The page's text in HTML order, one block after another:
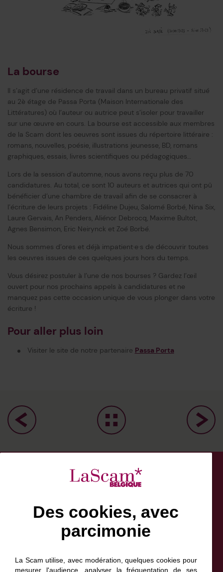
La bourse
Il s’agit d’une résidence de travail dans un bureau privatif situé
au 2è étage de Passa Porta (Maison Internationale des
Littératures) où l’auteur ou autrice peut s’isoler pour travailler
sur une œuvre en cours. La bourse est accessible aux membres
de la Scam dont les oeuvres sont issues du répertoire littéraire :
romans, nouvelles, poésie, illustrations jeunesse, BD, romans
graphiques, essais, livres scientifiques ou pédagogiques…
Lors de la session d’automne, nous avons reçu plus de 70
candidatures. Au total, ce sont 10 auteurs et autrices qui ont pû
bénéficier d’une chambre de travail afin de se consacrer à
l’écriture de leurs projets : Fidéline Dujeu, Salomé Borbé, Nina Six,
Laure Gervais, An Penders, Aliénor Debrocq, Maxime Bultot,
Agnes Bensimon, Eric Neirynck et Zoé Borbé.
Nous sommes d’ores et déjà impatient·e·s de découvrir toutes
les oeuvres issues de ces quelques jours hors du temps.
Vous désirez postuler à l’une de nos bourses ? Gardez l’œil
ouvert pour nos prochains appels à candidatures et ne
manquez pas cette occasion unique de vous plonger dans votre
écriture !
Pour aller plus loin
Visiter le site de notre partenaire Passa Porta
BlueskyLinkedin
Instagram
NewsLetter
Scam Canada
Des cookies, avec
parcimonie
La Scam utilise, avec modération, quelques cookies pour
mesurer l'audience, analyser la fréquentation de ses